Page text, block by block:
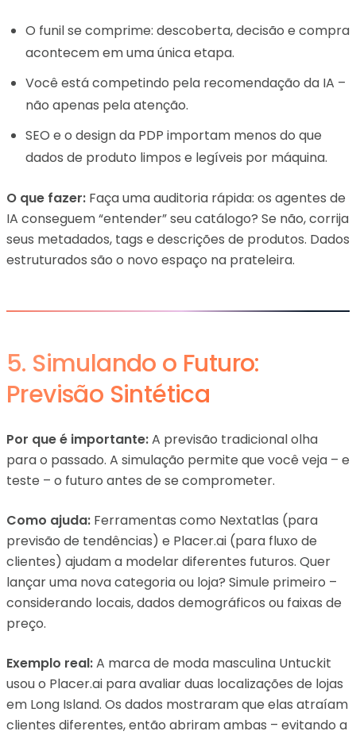
O funil se comprime: descoberta, decisão e compra
acontecem em uma única etapa.
Você está competindo pela recomendação da IA –
não apenas pela atenção.
SEO e o design da PDP importam menos do que
dados de produto limpos e legíveis por máquina.
O que fazer: Faça uma auditoria rápida: os agentes de
IA conseguem “entender” seu catálogo? Se não, corrija
seus metadados, tags e descrições de produtos. Dados
estruturados são o novo espaço na prateleira.
5. Simulando o Futuro:
Previsão Sintética
Por que é importante:A previsão tradicional olha
para o passado. A simulação permite que você veja – e
teste – o futuro antes de se comprometer.
Como ajuda: Ferramentas como Nextatlas (para
previsão de tendências) e Placer.ai (para fluxo de
clientes) ajudam a modelar diferentes futuros. Quer
lançar uma nova categoria ou loja? Simule primeiro –
considerando locais, dados demográficos ou faixas de
preço.
Exemplo real:A marca de moda masculina Untuckit
usou o Placer.ai para avaliar duas localizações de lojas
em Long Island. Os dados mostraram que elas atraíam
clientes diferentes, então abriram ambas – evitando a